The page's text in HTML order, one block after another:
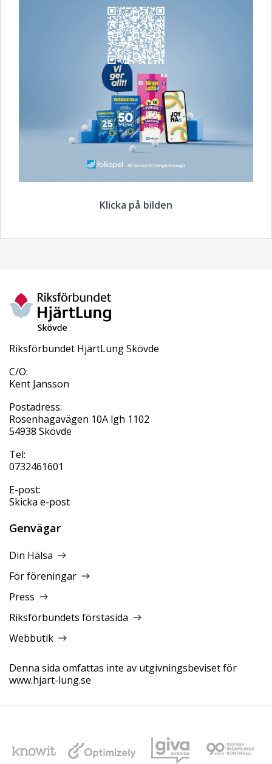
Klicka på bilden
Riksförbundet HjärtLung Skövde
C/O:
Kent Jansson
Postadress:
Rosenhagavägen 10A lgh 1102
54938 Skövde
Tel:
0732461601
E-post:
Skicka e-post
Genvägar
Din Hälsa
För föreningar
Press
Riksförbundets förstasida
Webbutik
Denna sida omfattas inte av utgivningsbeviset för
www.hjart-lung.se